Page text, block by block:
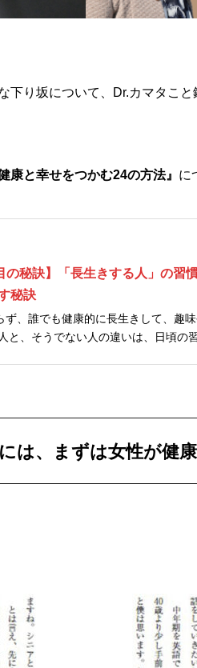
下り坂について、Dr.カマタこ
康と幸せをつかむ24の方法』 に
の秘訣】「長生きする人」の習
秘訣
ず、誰でも健康的に長生きして、趣
は、まずは女性が健